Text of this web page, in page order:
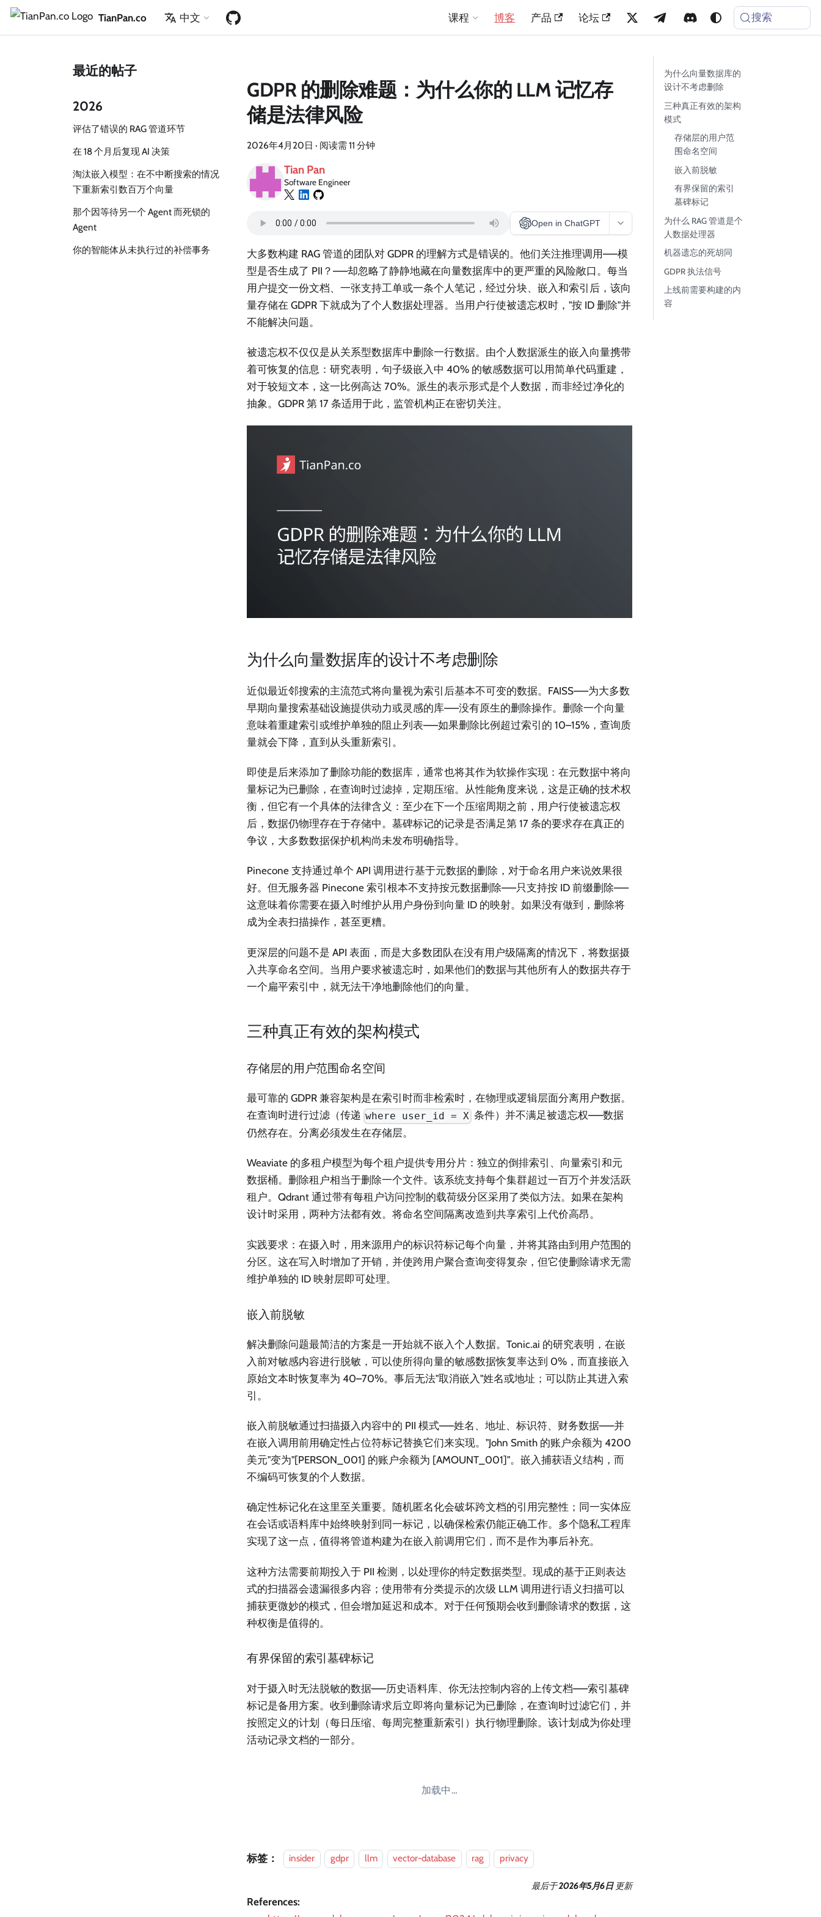
TianPan.co 中文 课程 博客 产品 论坛 搜索
最近的帖子
2026
评估了错误的 RAG 管道环节
在 18 个月后复现 AI 决策
淘汰嵌入模型：在不中断搜索的情况
下重新索引数百万个向量
那个因等待另一个 Agent 而死锁的
Agent
你的智能体从未执行过的补偿事务
GDPR 的删除难题：为什么你的 LLM 记忆存
储是法律风险
2026年4月20日 · 阅读需 11 分钟
Tian Pan
Software Engineer
Open in ChatGPT
大多数构建 RAG 管道的团队对 GDPR 的理解方式是错误的。他们关注推理调用——模
型是否生成了 PII？——却忽略了静静地藏在向量数据库中的更严重的风险敞口。每当
用户提交一份文档、一张支持工单或一条个人笔记，经过分块、嵌入和索引后，该向
量存储在 GDPR 下就成为了个人数据处理器。当用户行使被遗忘权时，"按 ID 删除"并
不能解决问题。
被遗忘权不仅仅是从关系型数据库中删除一行数据。由个人数据派生的嵌入向量携带
着可恢复的信息：研究表明，句子级嵌入中 40% 的敏感数据可以用简单代码重建，
对于较短文本，这一比例高达 70%。派生的表示形式是个人数据，而非经过净化的
抽象。GDPR 第 17 条适用于此，监管机构正在密切关注。
为什么向量数据库的设计不考虑删除
近似最近邻搜索的主流范式将向量视为索引后基本不可变的数据。FAISS——为大多数
早期向量搜索基础设施提供动力或灵感的库——没有原生的删除操作。删除一个向量
意味着重建索引或维护单独的阻止列表——如果删除比例超过索引的 10–15%，查询质
量就会下降，直到从头重新索引。
即使是后来添加了删除功能的数据库，通常也将其作为软操作实现：在元数据中将向
量标记为已删除，在查询时过滤掉，定期压缩。从性能角度来说，这是正确的技术权
衡，但它有一个具体的法律含义：至少在下一个压缩周期之前，用户行使被遗忘权
后，数据仍物理存在于存储中。墓碑标记的记录是否满足第 17 条的要求存在真正的
争议，大多数数据保护机构尚未发布明确指导。
Pinecone 支持通过单个 API 调用进行基于元数据的删除，对于命名用户来说效果很
好。但无服务器 Pinecone 索引根本不支持按元数据删除——只支持按 ID 前缀删除——
这意味着你需要在摄入时维护从用户身份到向量 ID 的映射。如果没有做到，删除将
成为全表扫描操作，甚至更糟。
更深层的问题不是 API 表面，而是大多数团队在没有用户级隔离的情况下，将数据摄
入共享命名空间。当用户要求被遗忘时，如果他们的数据与其他所有人的数据共存于
一个扁平索引中，就无法干净地删除他们的向量。
三种真正有效的架构模式
存储层的用户范围命名空间
最可靠的 GDPR 兼容架构是在索引时而非检索时，在物理或逻辑层面分离用户数据。
在查询时进行过滤（传递 where user_id = X 条件）并不满足被遗忘权——数据
仍然存在。分离必须发生在存储层。
Weaviate 的多租户模型为每个租户提供专用分片：独立的倒排索引、向量索引和元
数据桶。删除租户相当于删除一个文件。该系统支持每个集群超过一百万个并发活跃
租户。Qdrant 通过带有每租户访问控制的载荷级分区采用了类似方法。如果在架构
设计时采用，两种方法都有效。将命名空间隔离改造到共享索引上代价高昂。
实践要求：在摄入时，用来源用户的标识符标记每个向量，并将其路由到用户范围的
分区。这在写入时增加了开销，并使跨用户聚合查询变得复杂，但它使删除请求无需
维护单独的 ID 映射层即可处理。
嵌入前脱敏
解决删除问题最简洁的方案是一开始就不嵌入个人数据。Tonic.ai 的研究表明，在嵌
入前对敏感内容进行脱敏，可以使所得向量的敏感数据恢复率达到 0%，而直接嵌入
原始文本时恢复率为 40–70%。事后无法"取消嵌入"姓名或地址；可以防止其进入索
引。
嵌入前脱敏通过扫描摄入内容中的 PII 模式——姓名、地址、标识符、财务数据——并
在嵌入调用前用确定性占位符标记替换它们来实现。"John Smith 的账户余额为 4200
美元"变为"[PERSON_001] 的账户余额为 [AMOUNT_001]"。嵌入捕获语义结构，而
不编码可恢复的个人数据。
确定性标记化在这里至关重要。随机匿名化会破坏跨文档的引用完整性；同一实体应
在会话或语料库中始终映射到同一标记，以确保检索仍能正确工作。多个隐私工程库
实现了这一点，值得将管道构建为在嵌入前调用它们，而不是作为事后补充。
这种方法需要前期投入于 PII 检测，以处理你的特定数据类型。现成的基于正则表达
式的扫描器会遗漏很多内容；使用带有分类提示的次级 LLM 调用进行语义扫描可以
捕获更微妙的模式，但会增加延迟和成本。对于任何预期会收到删除请求的数据，这
种权衡是值得的。
有界保留的索引墓碑标记
对于摄入时无法脱敏的数据——历史语料库、你无法控制内容的上传文档——索引墓碑
标记是备用方案。收到删除请求后立即将向量标记为已删除，在查询时过滤它们，并
按照定义的计划（每日压缩、每周完整重新索引）执行物理删除。该计划成为你处理
活动记录文档的一部分。
加载中…
标签： insider gdpr llm vector-database rag privacy
最后于2026年5月6日 更新
References:
为什么向量数据库的
设计不考虑删除
三种真正有效的架构
模式
存储层的用户范
围命名空间
嵌入前脱敏
有界保留的索引
墓碑标记
为什么 RAG 管道是个
人数据处理器
机器遗忘的死胡同
GDPR 执法信号
上线前需要构建的内
容